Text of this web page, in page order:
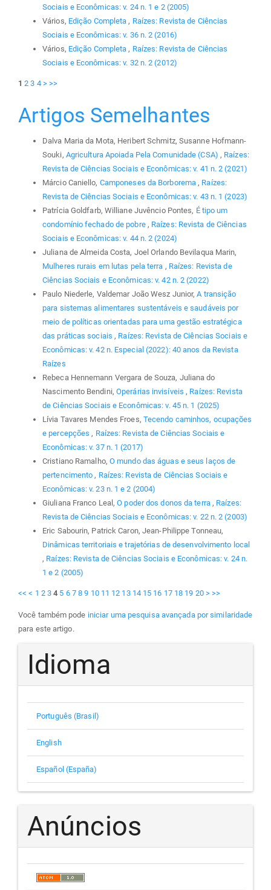
Sociais e Econômicas: v. 24 n. 1 e 2 (2005)
Vários, Edição Completa , Raízes: Revista de Ciências
Sociais e Econômicas: v. 36 n. 2 (2016)
Vários, Edição Completa , Raízes: Revista de Ciências
Sociais e Econômicas: v. 32 n. 2 (2012)
1 2 3 4 > >>
Artigos Semelhantes
Dalva Maria da Mota, Heribert Schmitz, Susanne Hofmann-
Souki, Agricultura Apoiada Pela Comunidade (CSA) , Raízes:
Revista de Ciências Sociais e Econômicas: v. 41 n. 2 (2021)
Márcio Caniello, Camponeses da Borborema , Raízes:
Revista de Ciências Sociais e Econômicas: v. 43 n. 1 (2023)
Patrícia Goldfarb, Williane Juvêncio Pontes, É tipo um
condomínio fechado de pobre , Raízes: Revista de Ciências
Sociais e Econômicas: v. 44 n. 2 (2024)
Juliana de Almeida Costa, Joel Orlando Bevilaqua Marin,
Mulheres rurais em lutas pela terra , Raízes: Revista de
Ciências Sociais e Econômicas: v. 42 n. 2 (2022)
Paulo Niederle, Valdemar João Wesz Junior,A transição
para sistemas alimentares sustentáveis e saudáveis por
meio de políticas orientadas para uma gestão estratégica
das práticas sociais , Raízes: Revista de Ciências Sociais e
Econômicas: v. 42 n. Especial (2022): 40 anos da Revista
Raízes
Rebeca Hennemann Vergara de Souza, Juliana do
Nascimento Bendini, Operárias invisíveis , Raízes: Revista
de Ciências Sociais e Econômicas: v. 45 n. 1 (2025)
Lívia Tavares Mendes Froes, Tecendo caminhos, ocupações
e percepções , Raízes: Revista de Ciências Sociais e
Econômicas: v. 37 n. 1 (2017)
Cristiano Ramalho, O mundo das águas e seus laços de
pertencimento , Raízes: Revista de Ciências Sociais e
Econômicas: v. 23 n. 1 e 2 (2004)
Giuliana Franco Leal,O poder dos donos da terra , Raízes:
Revista de Ciências Sociais e Econômicas: v. 22 n. 2 (2003)
Eric Sabourin, Patrick Caron, Jean-Philippe Tonneau,
Dinâmicas territoriais e trajetórias de desenvolvimento local
, Raízes: Revista de Ciências Sociais e Econômicas: v. 24 n.
1 e 2 (2005)
<< < 1 2 3 4 5 6 7 8 9 10 11 12 13 14 15 16 17 18 19 20 > >>
Você também pode iniciar uma pesquisa avançada por similaridade
para este artigo.
Idioma
Português (Brasil)
English
Español (España)
Anúncios